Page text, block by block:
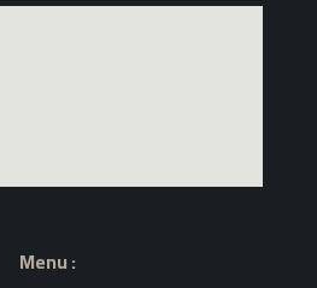
Menu :